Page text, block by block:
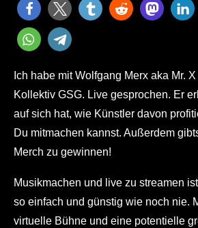
Ich habe mit Wolfgang Merx aka Mr.
Kollektiv GSG. Live gesprochen. Er
auf sich hat, wie Künstler davon
Du mitmachen kannst. Außerdem
Merch zu gewinnen!
Musikmachen und live zu streamen
so einfach und günstig wie noch nie.
virtuelle Bühne und eine potentielle